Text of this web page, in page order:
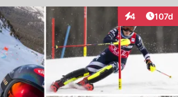
4
Interaktionen
107d